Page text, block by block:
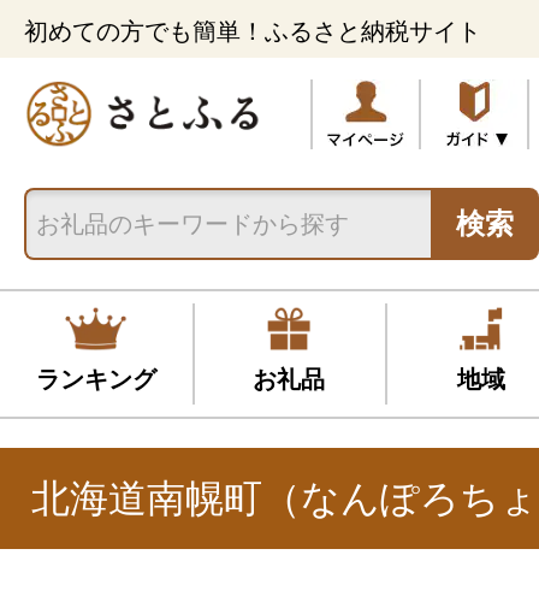
初めての方でも簡単！ふるさと納税サイト
検索
ランキング お礼品 地域
北海道南幌町（なんぽろち